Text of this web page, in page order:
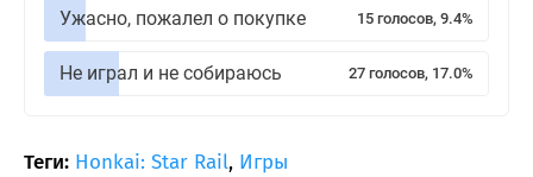
Ужасно, пожалел о покупке 15 голосов, 9.4%
Не играл и не собираюсь 27 голосов, 17.0%
Теги: Honkai: Star Rail, Игры